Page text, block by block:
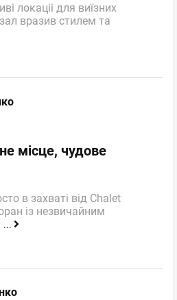
локаціі для виїзних
вразив стилем та
місце, чудове
в захваті від Chalet
із незвичайним
...